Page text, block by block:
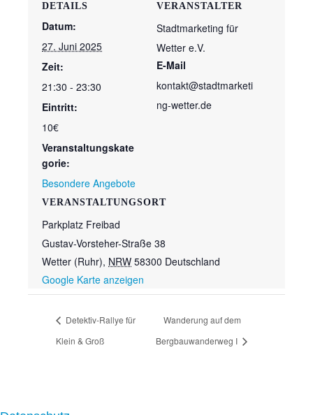
DETAILS
Datum:
27. Juni 2025
Zeit:
21:30 - 23:30
Eintritt:
10€
Veranstaltungskate
gorie:
Besondere Angebote
VERANSTALTUNGSORT
Parkplatz Freibad
Gustav-Vorsteher-Straße 38
Wetter (Ruhr), NRW 58300 Deutschland
Google Karte anzeigen
VERANSTALTER
Stadtmarketing für
Wetter e.V.
E-Mail
kontakt@stadtmarketi
ng-wetter.de
Detektiv-Rallye für
Klein & Groß
Wanderung auf dem
Bergbauwanderweg I